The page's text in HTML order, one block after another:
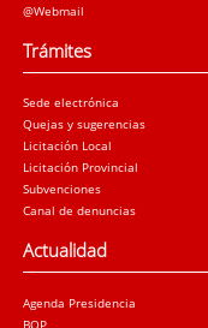
@Webmail
Trámites
Sede electrónica
Quejas y sugerencias
Licitación Local
Licitación Provincial
Subvenciones
Canal de denuncias
Actualidad
Agenda Presidencia
BOP